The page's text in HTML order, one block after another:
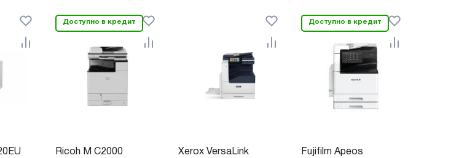
Доступно в кредит
Ricoh M C2000 Xerox VersaLink
Доступно в кредит
Fujifilm Apeos